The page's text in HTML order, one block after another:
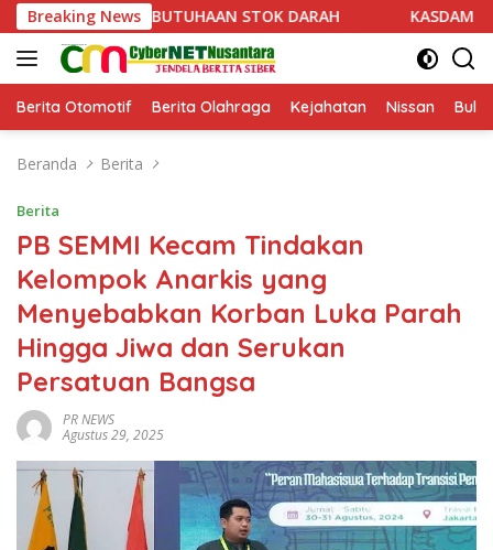
Langsung
ke
konten
Breaking NewsSTOK DARAH KASDAM XX/TUANKU IMAM
Berita Otomotif Berita Olahraga Kejahatan Nissan
Beranda Berita
Berita
PB SEMMI Kecam Tindakan
Kelompok Anarkis yang
Menyebabkan Korban Luka Parah
Hingga Jiwa dan Serukan
Persatuan Bangsa
PR NEWS
Agustus 29, 2025